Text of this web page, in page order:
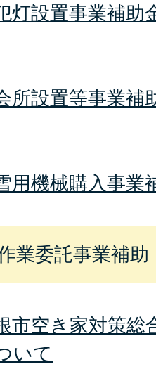
灯設置事業補助
所設置等事業補
用機械購入事業
業委託事業補助
市空き家対策総
いて